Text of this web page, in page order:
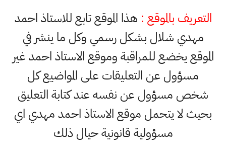
التعريف بالموقع : هذا الموقع تابع للاستاذ احمد
مهدي شلال بشكل رسمي وكل ما ينشر في
الموقع يخضع للمراقبة وموقع الاستاذ احمد غير
مسؤول عن التعليقات على المواضيع كل
شخص مسؤول عن نفسه عند كتابة التعليق
بحيث لا يتحمل موقع الاستاذ احمد مهدي اي
مسؤولية قانونية حيال ذلك